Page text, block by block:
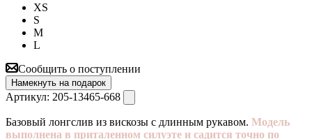
XS
S
M
L
Сообщить о поступлении
Намекнуть на подарок
Артикул: 205-13465-668
Базовый лонгслив из вискозы с длинным рукавом. Модель
выполнена в приталенном силуэте и садится точно по